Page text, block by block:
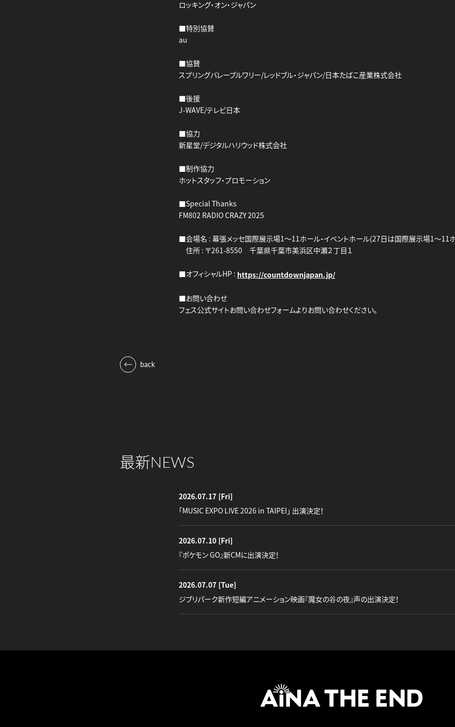
ロッキング・オン・ジャパン
■特別協賛
au
■協賛
スプリングバレーブルワリー/レッドブル・ジャパン/日本たばこ産業株式会社
■後援
J-WAVE/テレビ日本
■協力
新星堂/デジタルハリウッド株式会社
■制作協力
ホットスタッフ・プロモーション
■Special Thanks
FM802 RADIO CRAZY 2025
■会場名 : 幕張メッセ国際展示場1～11ホール・イベントホール(27日は国際展示場1～11
住所 : 〒261-8550 千葉県千葉市美浜区中瀬２丁目１
■オフィシャルHP : https://countdownjapan.jp/
■お問い合わせ
フェス公式サイトお問い合わせフォームよりお問い合わせください。
back
最新NEWS
2026.07.17 [Fri]
「MUSIC EXPO LIVE 2026 in TAIPEI」 出演決定！
2026.07.10 [Fri]
『ポケモン GO』新CMに出演決定！
2026.07.07 [Tue]
ジブリパーク新作短編アニメーション映画『魔女の谷の夜』声の出演決定！